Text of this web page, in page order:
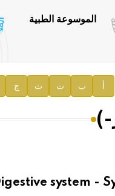
مجلس الإدارة
المجلد السابع من موسوعة
الموسوعة العربية تطلق موسوعات
الموسوعة الطبية
أ ب ت ث ج
)
system -